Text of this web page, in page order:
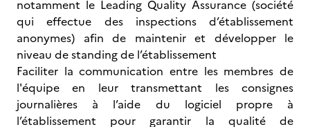
notamment le Leading Quality Assurance (société
qui effectue des inspections d’établissement
anonymes) afin de maintenir et développer le
niveau de standing de l’établissement
Faciliter la communication entre les membres de
l'équipe en leur transmettant les consignes
journalières à l’aide du logiciel propre à
l’établissement pour garantir la qualité de